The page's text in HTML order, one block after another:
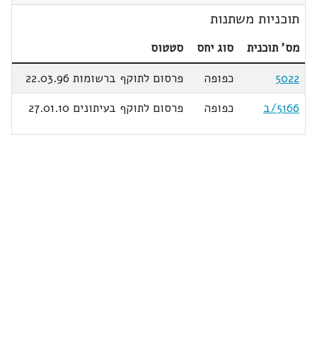
תוכניות משתנות
מס' תוכנית סוג יחס
סטטוס
5022
כפופה
פרסום לתוקף ברשומות 22.03.96
5166/ב
כפופה פרסום לתוקף בעיתונים 27.01.10